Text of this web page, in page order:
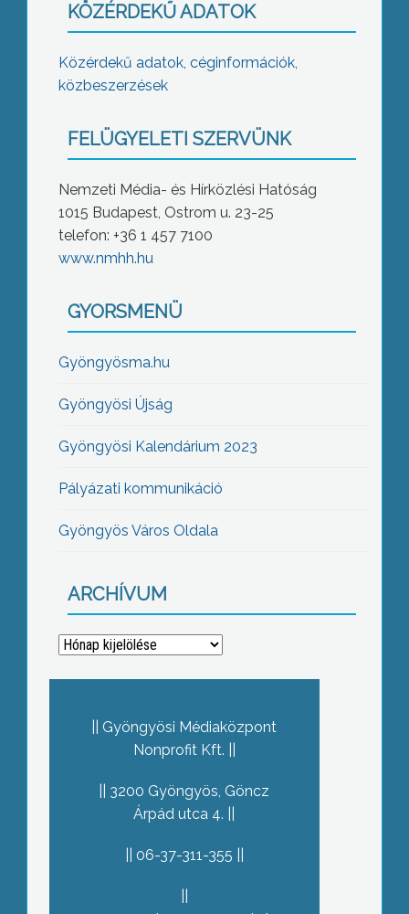
KÖZÉRDEKŰ ADATOK
Közérdekű adatok, céginformációk,
közbeszerzések
FELÜGYELETI SZERVÜNK
Nemzeti Média- és Hírközlési Hatóság
1015 Budapest, Ostrom u. 23-25
telefon: +36 1 457 7100
www.nmhh.hu
GYORSMENÜ
Gyöngyösma.hu
Gyöngyösi Újság
Gyöngyösi Kalendárium 2023
Pályázati kommunikáció
Gyöngyös Város Oldala
ARCHÍVUM
Archívum
Gyöngyösi Médiaközpont
Nonprofit Kft.
3200 Gyöngyös, Göncz
Árpád utca 4.
06-37-311-355